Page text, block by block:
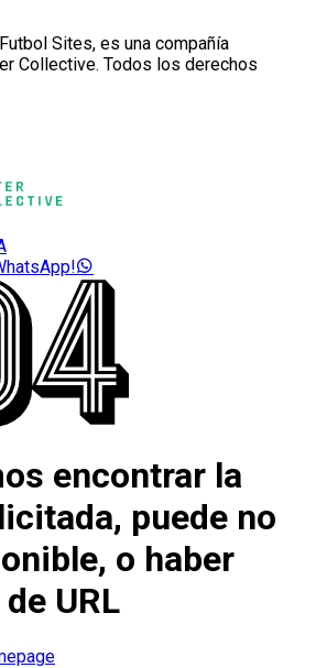
Sites, es una compañía
Collective. Todos los derechos
encontrar la
puede no
o haber
URL